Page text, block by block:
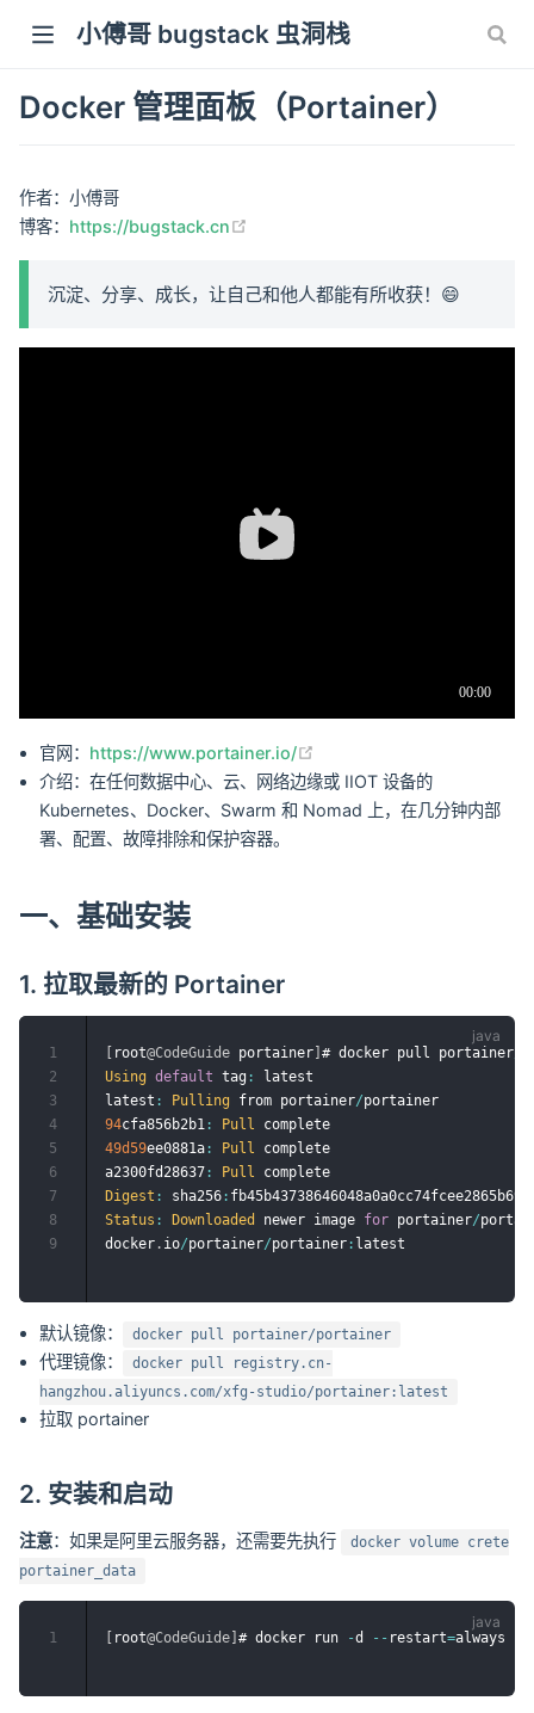
小傅哥 bugstack 虫洞栈
Docker 管理面板（Portainer）
作者：小傅哥
博客： https://bugstack.cn
沉淀、分享、成长，让自己和他人都能有所收获！😄
官网： https://www.portainer.io/
介绍：在任何数据中心、云、网络边缘或 IIOT 设备的
Kubernetes、Docker、Swarm 和 Nomad 上，在几分钟内部
署、配置、故障排除和保护容器。
一、基础安装
1. 拉取最新的 Portainer
[ root@CodeGuide portainer] # docker pull portainer
Using default tag :
latest
latest : Pulling from portainer/
94cfa856b2b1 : Pull
49d59ee0881a : Pull
complete
a2300fd28637 : Pull
Digest : sha256 :
Status : Downloaded newer image for portainer/
docker . io/portainer/portainer :
1
2
3
4
5
6
7
8
9
默认镜像： docker pull portainer/portainer
代理镜像：
docker pull registry.cn-
hangzhou.aliyuncs.com/xfg-studio/portainer:latest
拉取 portainer
2. 安装和启动
注意：如果是阿里云服务器，还需要先执行
docker volume crete
portainer_data
root@CodeGuide # docker run -d -- restart=always
1